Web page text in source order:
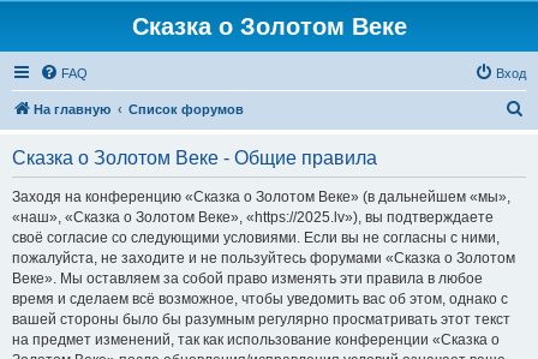
Сказка о Золотом Веке
FAQ Вход
На главную Список форумов
Сказка о Золотом Веке - Общие правила
Заходя на конференцию «Сказка о Золотом Веке» (в дальнейшем «мы»,
«наш», «Сказка о Золотом Веке», «https://2025.lv»), вы подтверждаете
своё согласие со следующими условиями. Если вы не согласны с ними,
пожалуйста, не заходите и не пользуйтесь форумами «Сказка о Золотом
Веке». Мы оставляем за собой право изменять эти правила в любое
время и сделаем всё возможное, чтобы уведомить вас об этом, однако с
вашей стороны было бы разумным регулярно просматривать этот текст
на предмет изменений, так как использование конференции «Сказка о